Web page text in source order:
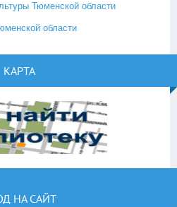
Тюменской области
области
КАРТА
НА САЙТ